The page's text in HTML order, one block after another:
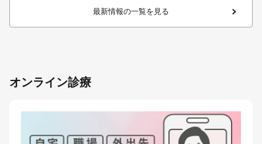
最新情報の一覧を見る
オンライン診療